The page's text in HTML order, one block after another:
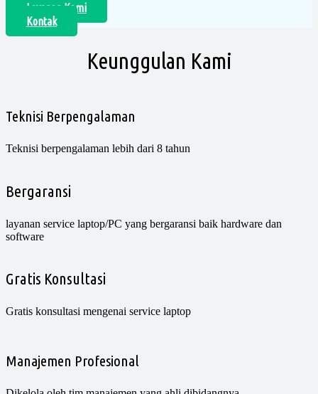
Layanan Kami
Kontak
Keunggulan Kami
Teknisi Berpengalaman
Teknisi berpengalaman lebih dari 8 tahun
Bergaransi
layanan service laptop/PC yang bergaransi baik hardware dan
software
Gratis Konsultasi
Gratis konsultasi mengenai service laptop
Manajemen Profesional